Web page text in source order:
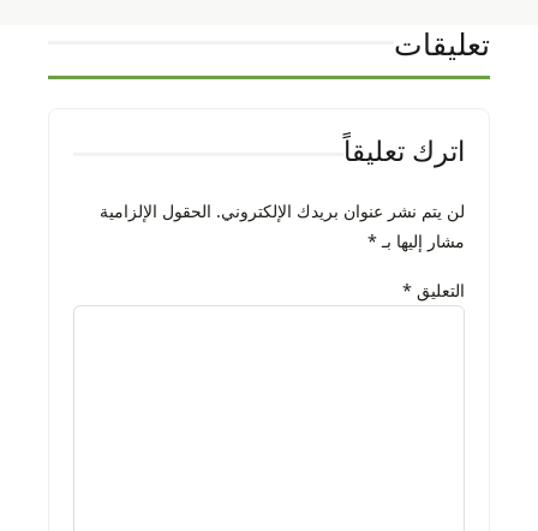
تعليقات
اترك تعليقاً
لن يتم نشر عنوان بريدك الإلكتروني. الحقول الإلزامية
مشار إليها بـ*
التعليق *